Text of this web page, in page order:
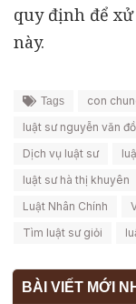
quy định để
này.
Tags con
luật sư nguyễn văn
Dịch vụ luật sư
luật sư hà thị khuyên
Luật Nhân Chính
Tìm luật sư giỏi
BÀI VIẾT MỚI